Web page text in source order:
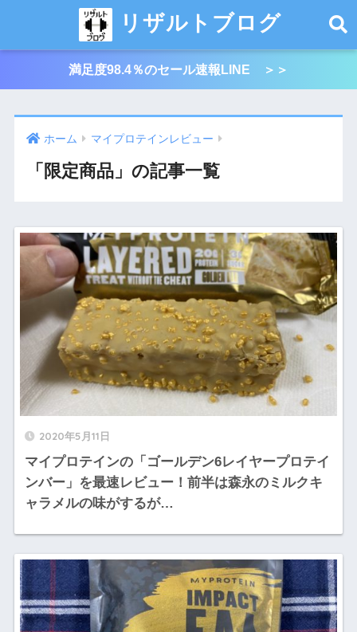
リザルトブログ
満足度98.4％のセール速報LINE ＞＞
ホーム マイプロテインレビュー
「限定商品」の記事一覧
2020年5月11日
マイプロテインの「ゴールデン6レイヤープロテイ
ンバー」を最速レビュー！前半は森永のミルクキ
ャラメルの味がするが…